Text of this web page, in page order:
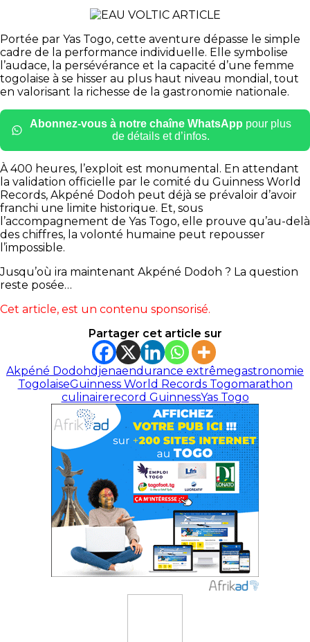
Portée par Yas Togo, cette aventure dépasse le simple
cadre de la performance individuelle. Elle symbolise
l’audace, la persévérance et la capacité d’une femme
togolaise à se hisser au plus haut niveau mondial, tout
en valorisant la richesse de la gastronomie nationale.
Abonnez-vous à notre chaîne WhatsApp pour plus
de détails et d’infos.
À 400 heures, l’exploit est monumental. En attendant
la validation officielle par le comité du Guinness World
Records, Akpéné Dodoh peut déjà se prévaloir d’avoir
franchi une limite historique. Et, sous
l’accompagnement de Yas Togo, elle prouve qu’au-delà
des chiffres, la volonté humaine peut repousser
l’impossible.
Jusqu’où ira maintenant Akpéné Dodoh ? La question
reste posée…
Cet article, est un contenu sponsorisé.
Partager cet article sur
Akpéné Dodohdjenaendurance extrêmegastronomie
TogolaiseGuinness World Records Togomarathon
culinairerecord GuinnessYas Togo